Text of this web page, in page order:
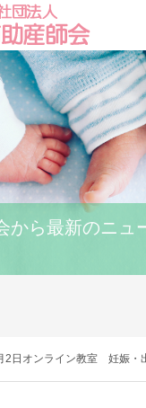
から最新のニュ
2日オンライン教室 妊娠・